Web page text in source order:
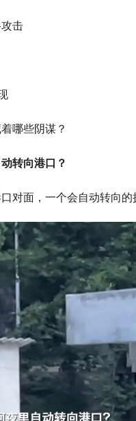
击
哪些阴谋？
转向港口？
对面，一个会自动转向的